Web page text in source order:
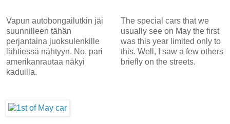
Vapun autobongailutkin jäi
suunnilleen tähän
perjantaina juoksulenkille
lähtiessä nähtyyn. No, pari
amerikanrautaa näkyi
kaduilla.
The special cars that we
usually see on May the first
was this year limited only to
this. Well, I saw a few others
briefly on the streets.